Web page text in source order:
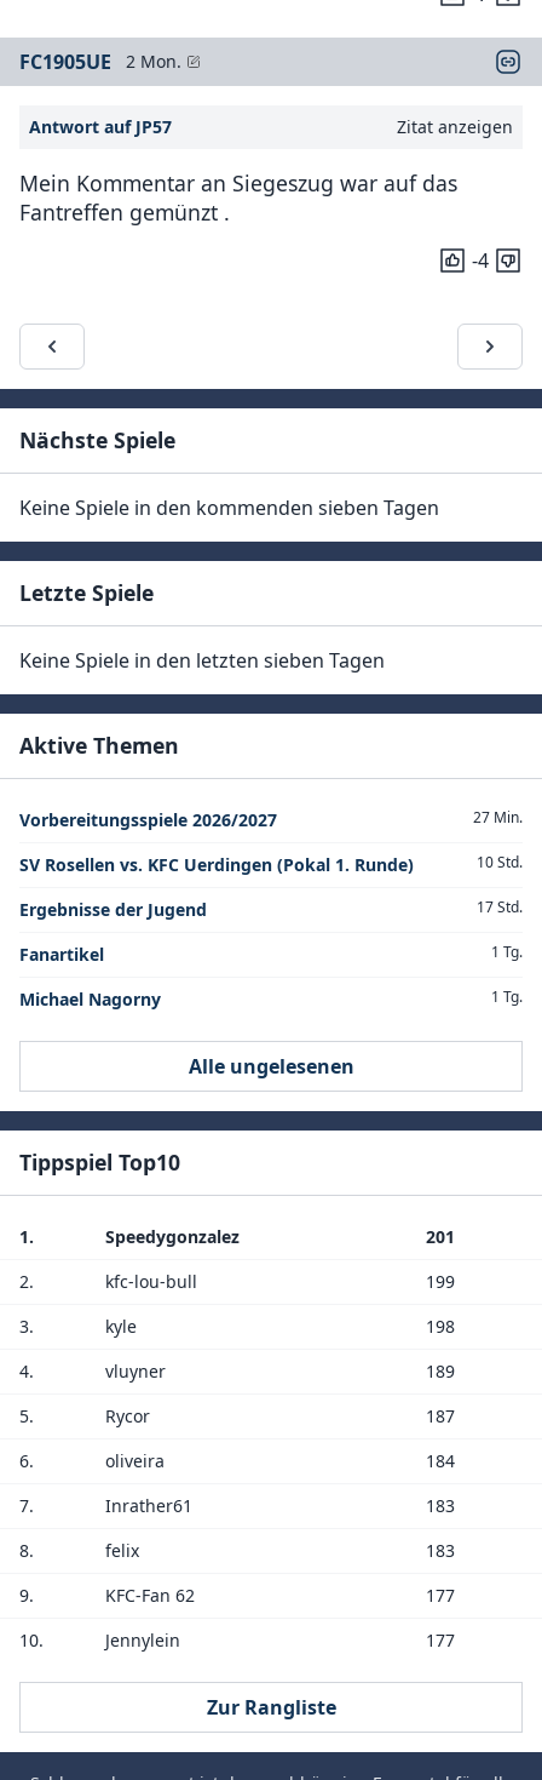
FC1905UE 2 Mon.
Antwort auf JP57 Zitat anzeigen
Mein Kommentar an Siegeszug war auf das
Fantreffen gemünzt .
-4
Nächste Spiele
Keine Spiele in den kommenden sieben Tagen
Letzte Spiele
Keine Spiele in den letzten sieben Tagen
Aktive Themen
Vorbereitungsspiele 2026/2027 27 Min.
SV Rosellen vs. KFC Uerdingen (Pokal 1. Runde) 10 Std.
Ergebnisse der Jugend 17 Std.
Fanartikel 1 Tg.
Michael Nagorny 1 Tg.
Alle ungelesenen
Tippspiel Top10
1. Speedygonzalez
201
2.
kfc-lou-bull
199
3.
kyle
198
4.
vluyner
189
5.
Rycor
187
6.
oliveira
184
7.
Inrather61
183
8.
felix
183
9.
KFC-Fan 62
177
10.
Jennylein 177
Zur Rangliste